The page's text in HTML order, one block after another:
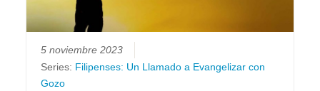
5 noviembre 2023
Series: Filipenses: Un Llamado a Evangelizar con
Gozo